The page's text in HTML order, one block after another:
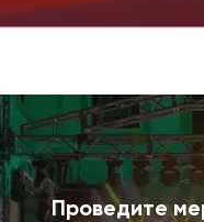
Проведите